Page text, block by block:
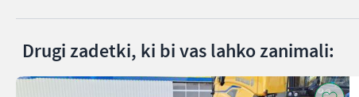
Drugi zadetki, ki bi vas lahko zanimali: